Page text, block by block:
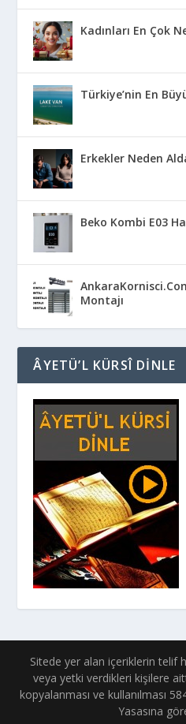
Kadınları En Çok
Türkiye’nin En
Erkekler Neden
Beko Kombi E03
Montajı
ÂYETÜ’L KÜRSÎ DINLE
Sitede yer alan içeriklerin telif
veya yetki verdikleri kişilere
kopyalanması ve kullanılması
Yasasına